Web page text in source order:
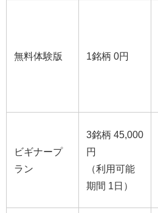
無料体験版 1銘柄 0円
ビギナープ
ラン
3銘柄 45,000
円
（利用可能
期間 1日）